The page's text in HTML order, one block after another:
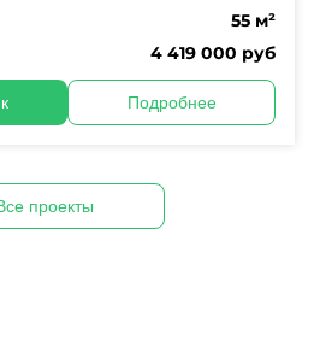
55 м²
4 419 000 руб
Подробнее
проекты